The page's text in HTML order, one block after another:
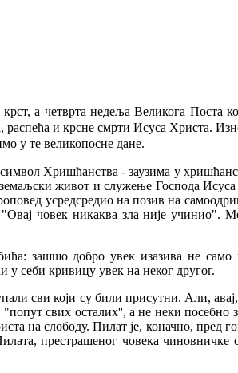
а четврта недеља Великога Поста
распећа и крсне смрти Исуса Христа.
у те великопосне дане.
Хришћанства - заузима у
живот и служење Господа
усредсредио на позив на
човек никаква зла није учинио".
зашшо добро увек изазива не
себи кривицу увек на неког другог.
сви који су били присутни. Али,
свих осталих'', а не неки
на слободу. Пилат је, коначно, пред
престрашеног човека чиновничке